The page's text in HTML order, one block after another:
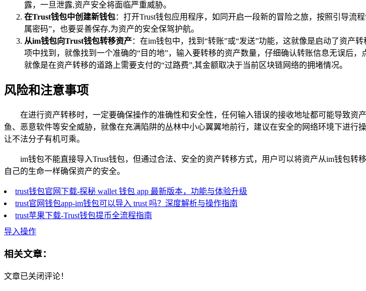
露，一旦泄露,资产安全将面临严重威胁。
在Trust钱包中创建新钱包：打开Trust钱包应用程序，如同开启一段新的冒险之旅，按照引导流
属密码”，也要妥善保存,为资产的安全保驾护航。
从im钱包向Trust钱包转移资产：在im钱包中，找到“转账”或“发送”功能，这就像是启动了资产
项中找到，就像找到一个准确的“目的地”，输入要转移的资产数量，仔细确认转账信息无误后
就像是在资产转移的道路上需要支付的“过路费”,其金额取决于当前区块链网络的拥堵情况。
风险和注意事项
在进行资产转移时，一定要确保操作的准确性和安全性，任何输入错误的接收地址都可能导致
鱼、恶意软件等安全威胁，就像在充满陷阱的丛林中小心翼翼地前行，建议在安全的网络环境下进
让不法分子有机可乘。
im钱包不能直接导入Trust钱包，但通过合法、安全的资产转移方式，用户可以将资产从im钱包
自己的生命一样确保资产的安全。
trust钱包官网下载-探秘 wallet 钱包 app 最新版本，功能与体验升级
trust官网钱包app-im钱包可以导入 trust 吗？深度解析与操作指南
trust苹果下载-Trust钱包提币全流程指南
导入操作
相关文章：
文章已关闭评论！